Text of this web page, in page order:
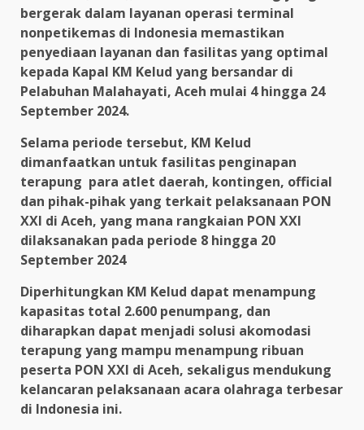
bergerak dalam layanan operasi terminal
nonpetikemas di Indonesia memastikan
penyediaan layanan dan fasilitas yang optimal
kepada Kapal KM Kelud yang bersandar di
Pelabuhan Malahayati, Aceh mulai 4 hingga 24
September 2024.
Selama periode tersebut, KM Kelud
dimanfaatkan untuk fasilitas penginapan
terapung para atlet daerah, kontingen, official
dan pihak-pihak yang terkait pelaksanaan PON
XXI di Aceh, yang mana rangkaian PON XXI
dilaksanakan pada periode 8 hingga 20
September 2024
Diperhitungkan KM Kelud dapat menampung
kapasitas total 2.600 penumpang, dan
diharapkan dapat menjadi solusi akomodasi
terapung yang mampu menampung ribuan
peserta PON XXI di Aceh, sekaligus mendukung
kelancaran pelaksanaan acara olahraga terbesar
di Indonesia ini.